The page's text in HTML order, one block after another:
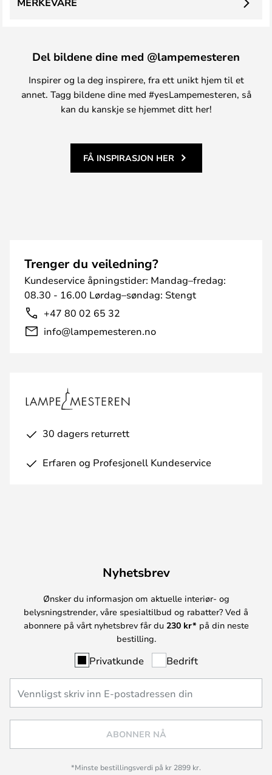
Del bildene dine med @lampemesteren
Inspirer og la deg inspirere, fra ett unikt hjem til et
annet. Tagg bildene dine med #yesLampemesteren, så
kan du kanskje se hjemmet ditt her!
FÅ INSPIRASJON HER
Trenger du veiledning?
Kundeservice åpningstider: Mandag–fredag:
08.30 - 16.00 Lørdag–søndag: Stengt
+47 80 02 65 32
info@lampemesteren.no
30 dagers returrett
Erfaren og Profesjonell Kundeservice
Nyhetsbrev
Ønsker du informasjon om aktuelle interiør- og
belysningstrender, våre spesialtilbud og rabatter? Ved å
abonnere på vårt nyhetsbrev får du 230 kr* på din neste
bestilling.
Privatkunde Bedrift
ABONNER NÅ
*Minste bestillingsverdi på kr 2899 kr.